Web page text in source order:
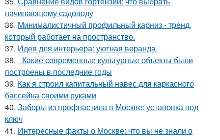
начинающему садоводу
36. Минималистичный профильный карниз - тренд,
который работает на пространство.
37. Идея для интерьера: уютная веранда.
38. - Какие современные культурные объекты были
построены в последние годы
39. Как я строил капитальный навес для каркасного
бассейна своими руками
40. Заборы из профнастила в Москве: установка под
ключ
41. Интересные факты о Москве: что вы не знали о